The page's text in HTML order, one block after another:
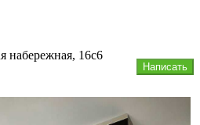
Написать
набережная, 16с6